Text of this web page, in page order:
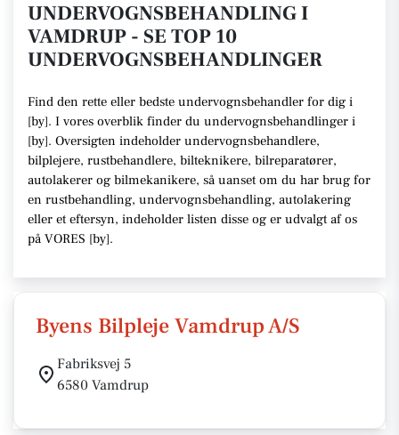
UNDERVOGNSBEHANDLING I
VAMDRUP - SE TOP 10
UNDERVOGNSBEHANDLINGER
Find den rette eller bedste undervognsbehandler for dig i
[by]. I vores overblik finder du undervognsbehandlinger i
[by]. Oversigten indeholder undervognsbehandlere,
bilplejere, rustbehandlere, bilteknikere, bilreparatører,
autolakerer og bilmekanikere, så uanset om du har brug for
en rustbehandling, undervognsbehandling, autolakering
eller et eftersyn, indeholder listen disse og er udvalgt af os
på VORES [by].
Byens Bilpleje Vamdrup A/S
Fabriksvej 5
6580 Vamdrup